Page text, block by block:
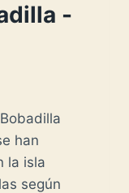
-
han
la isla
según